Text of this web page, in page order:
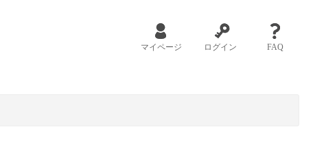
マイページ ログイン FAQ